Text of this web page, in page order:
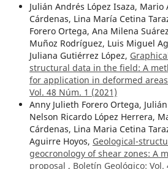
Julián Andrés López Isaza, Mario
Cárdenas, Lina María Cetina
Forero Ortega, Ana Milena
Muñoz Rodríguez, Luis Miguel
Juliana Gutiérrez López,
structural data in the field: A
for application in deformed areas
Vol. 48 Núm. 1 (2021)
Anny Julieth Forero Ortega,
Nelson Ricardo López Herrera,
Cárdenas, Lina Maria Cetina
Aguirre Hoyos, Geological-
geocronology of shear zones: A
proposal , Boletín Geológico: Vol.